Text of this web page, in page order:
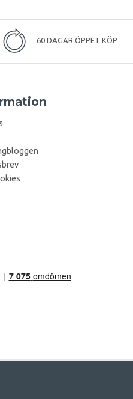
60 DAGAR ÖPPET KÖP